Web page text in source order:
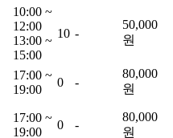
10:00 ~
12:00
13:00 ~
15:00
10 -
50,000
원
17:00 ~
19:00
0 -
80,000
원
17:00 ~
19:00
0 -
80,000
원